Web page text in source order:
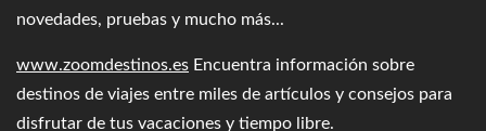
novedades, pruebas y mucho más...
www.zoomdestinos.es Encuentra información sobre
destinos de viajes entre miles de artículos y consejos para
disfrutar de tus vacaciones y tiempo libre.